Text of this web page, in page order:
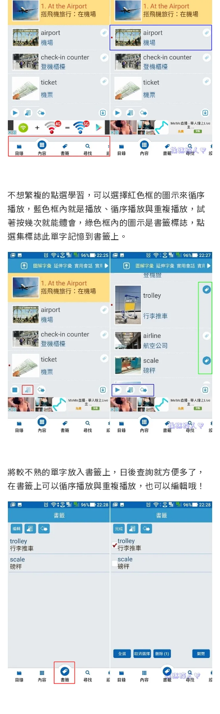
不想繁複的點選學習，可以選擇紅色框的圖示來循序
播放，藍色框內就是播放、循序播放與重複播放，試
著按幾次就能體會，綠色框內的圖示是書籤標誌，點
選集標誌此單字記憶到書籤上。
將較不熟的單字放入書籤上，日後查詢就方便多了，
在書籤上可以循序播放與重複播放，也可以編輯哦！